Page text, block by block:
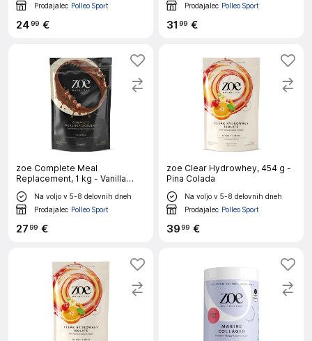
Prodajalec Polleo Sport
2499 €
Prodajalec Polleo Sport
31 99 €
zoe Complete Meal
Replacement, 1 kg - Vanilla
Gelato
Na voljo v 5-8 delovnih dneh
Prodajalec Polleo Sport
2799 €
zoe Clear Hydrowhey, 454 g -
Pina Colada
Na voljo v 5-8 delovnih dneh
Prodajalec Polleo Sport
3999 €